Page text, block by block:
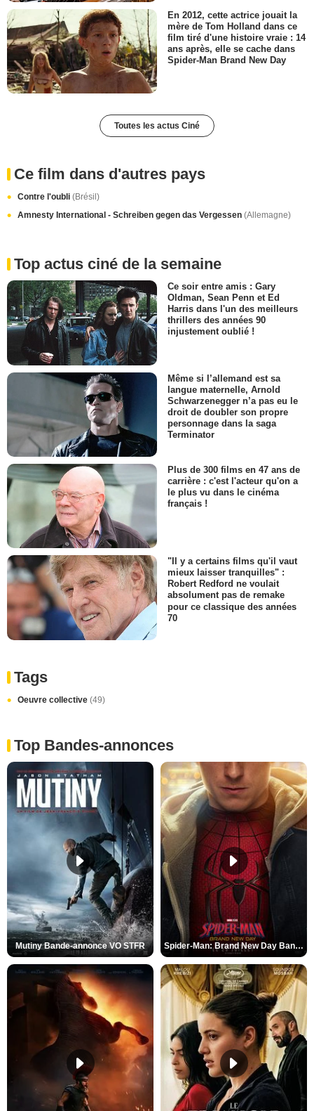
En 2012, cette actrice jouait la
mère de Tom Holland dans ce
film tiré d'une histoire vraie : 14
ans après, elle se cache dans
Spider-Man Brand New Day
Toutes les actus Ciné
Ce film dans d'autres pays
Contre l'oubli (Brésil)
Amnesty International - Schreiben gegen das Vergessen (Allemagne)
Top actus ciné de la semaine
Ce soir entre amis : Gary
Oldman, Sean Penn et Ed
Harris dans l'un des meilleurs
thrillers des années 90
injustement oublié !
Même si l’allemand est sa
langue maternelle, Arnold
Schwarzenegger n’a pas eu le
droit de doubler son propre
personnage dans la saga
Terminator
Plus de 300 films en 47 ans de
carrière : c'est l'acteur qu'on a
le plus vu dans le cinéma
français !
"Il y a certains films qu'il vaut
mieux laisser tranquilles" :
Robert Redford ne voulait
absolument pas de remake
pour ce classique des années
70
Tags
Oeuvre collective (49)
Top Bandes-annonces
Mutiny Bande-annonce VO STFR Spider-Man: Brand New Day Bande-annonce VO STFR